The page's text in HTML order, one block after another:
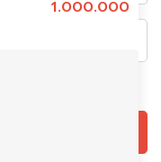
1.000.000